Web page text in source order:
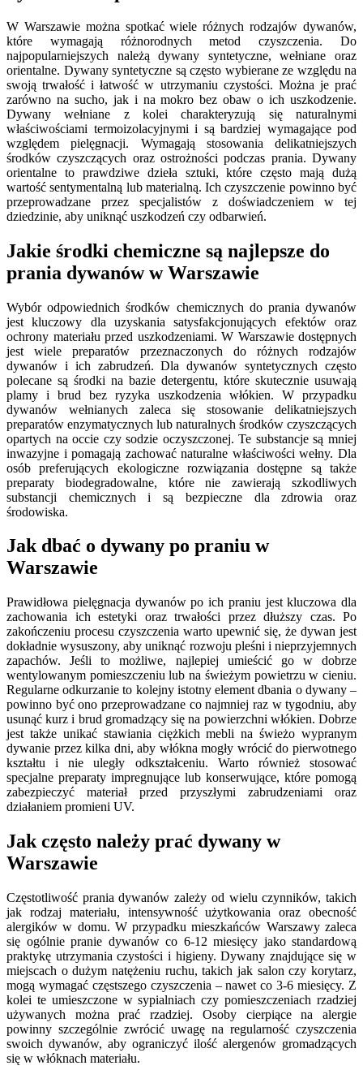
W Warszawie można spotkać wiele różnych rodzajów dywanów,
które wymagają różnorodnych metod czyszczenia. Do
najpopularniejszych należą dywany syntetyczne, wełniane oraz
orientalne. Dywany syntetyczne są często wybierane ze względu na
swoją trwałość i łatwość w utrzymaniu czystości. Można je prać
zarówno na sucho, jak i na mokro bez obaw o ich uszkodzenie.
Dywany wełniane z kolei charakteryzują się naturalnymi
właściwościami termoizolacyjnymi i są bardziej wymagające pod
względem pielęgnacji. Wymagają stosowania delikatniejszych
środków czyszczących oraz ostrożności podczas prania. Dywany
orientalne to prawdziwe dzieła sztuki, które często mają dużą
wartość sentymentalną lub materialną. Ich czyszczenie powinno być
przeprowadzane przez specjalistów z doświadczeniem w tej
dziedzinie, aby uniknąć uszkodzeń czy odbarwień.
Jakie środki chemiczne są najlepsze do
prania dywanów w Warszawie
Wybór odpowiednich środków chemicznych do prania dywanów
jest kluczowy dla uzyskania satysfakcjonujących efektów oraz
ochrony materiału przed uszkodzeniami. W Warszawie dostępnych
jest wiele preparatów przeznaczonych do różnych rodzajów
dywanów i ich zabrudzeń. Dla dywanów syntetycznych często
polecane są środki na bazie detergentu, które skutecznie usuwają
plamy i brud bez ryzyka uszkodzenia włókien. W przypadku
dywanów wełnianych zaleca się stosowanie delikatniejszych
preparatów enzymatycznych lub naturalnych środków czyszczących
opartych na occie czy sodzie oczyszczonej. Te substancje są mniej
inwazyjne i pomagają zachować naturalne właściwości wełny. Dla
osób preferujących ekologiczne rozwiązania dostępne są także
preparaty biodegradowalne, które nie zawierają szkodliwych
substancji chemicznych i są bezpieczne dla zdrowia oraz
środowiska.
Jak dbać o dywany po praniu w
Warszawie
Prawidłowa pielęgnacja dywanów po ich praniu jest kluczowa dla
zachowania ich estetyki oraz trwałości przez dłuższy czas. Po
zakończeniu procesu czyszczenia warto upewnić się, że dywan jest
dokładnie wysuszony, aby uniknąć rozwoju pleśni i nieprzyjemnych
zapachów. Jeśli to możliwe, najlepiej umieścić go w dobrze
wentylowanym pomieszczeniu lub na świeżym powietrzu w cieniu.
Regularne odkurzanie to kolejny istotny element dbania o dywany –
powinno być ono przeprowadzane co najmniej raz w tygodniu, aby
usunąć kurz i brud gromadzący się na powierzchni włókien. Dobrze
jest także unikać stawiania ciężkich mebli na świeżo wypranym
dywanie przez kilka dni, aby włókna mogły wrócić do pierwotnego
kształtu i nie uległy odkształceniu. Warto również stosować
specjalne preparaty impregnujące lub konserwujące, które pomogą
zabezpieczyć materiał przed przyszłymi zabrudzeniami oraz
działaniem promieni UV.
Jak często należy prać dywany w
Warszawie
Częstotliwość prania dywanów zależy od wielu czynników, takich
jak rodzaj materiału, intensywność użytkowania oraz obecność
alergików w domu. W przypadku mieszkańców Warszawy zaleca
się ogólnie pranie dywanów co 6-12 miesięcy jako standardową
praktykę utrzymania czystości i higieny. Dywany znajdujące się w
miejscach o dużym natężeniu ruchu, takich jak salon czy korytarz,
mogą wymagać częstszego czyszczenia – nawet co 3-6 miesięcy. Z
kolei te umieszczone w sypialniach czy pomieszczeniach rzadziej
używanych można prać rzadziej. Osoby cierpiące na alergie
powinny szczególnie zwrócić uwagę na regularność czyszczenia
swoich dywanów, aby ograniczyć ilość alergenów gromadzących
się w włóknach materiału.